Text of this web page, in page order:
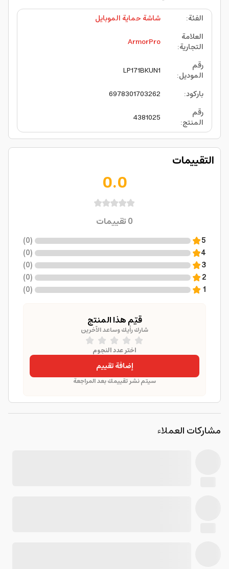
الفئة:
شاشة حماية الموبايل
العلامة
التجارية:
ArmorPro
رقم
الموديل:
LP171BKUN1
باركود:
6978301703262
رقم
المنتج:
4381025
التقييمات
0.0
0تقييمات
5
(
0
)
4
(
0
)
3
(
0
)
2
(
0
)
1
(
0
)
قيّم هذا المنتج
شارك رأيك وساعد الآخرين
اختر عدد النجوم
إضافة تقييم
سيتم نشر تقييمك بعد المراجعة
مشاركات العملاء